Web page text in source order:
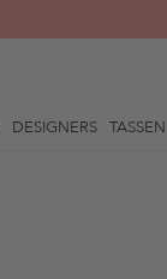
DESIGNERS TASSEN